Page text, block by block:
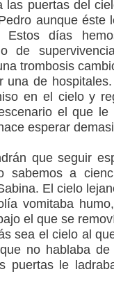
las puertas del
aunque éste
días
de
trombosis
una de
en el cielo y
el que le
esperar
que seguir
sabemos a
El cielo
vomitaba
el que se
sea el cielo al
no hablaba
puertas le